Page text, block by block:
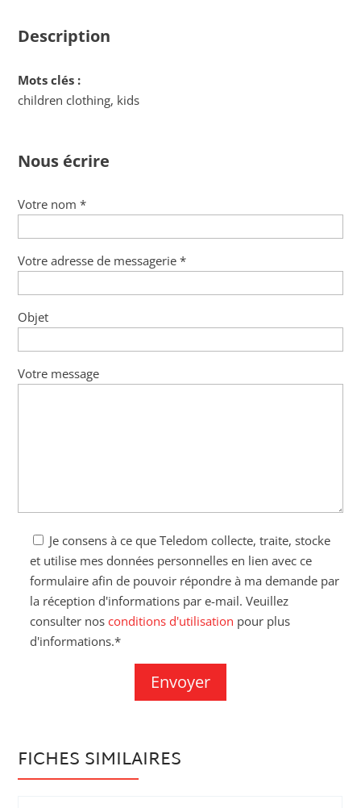
Description
Mots clés :
children clothing, kids
Nous écrire
Votre nom *
Votre adresse de messagerie *
Objet
Votre message
Je consens à ce que Teledom collecte, traite, stocke
et utilise mes données personnelles en lien avec ce
formulaire afin de pouvoir répondre à ma demande par
la réception d'informations par e-mail. Veuillez
consulter nosconditions d'utilisation pour plus
d'informations.*
FICHES SIMILAIRES